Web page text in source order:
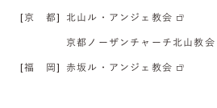
[京 都] 北山ル・アンジェ教会
京都ノーザンチャーチ北山教会
[福 岡] 赤坂ル・アンジェ教会